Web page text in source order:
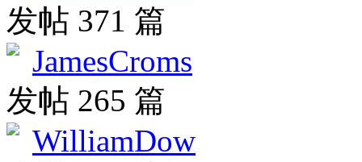
发帖 371 篇
JamesCroms
发帖 265 篇
WilliamDow